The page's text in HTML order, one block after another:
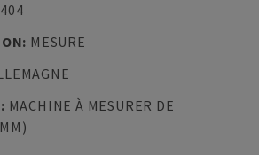
: MESURE
: MACHINE À MESURER DE